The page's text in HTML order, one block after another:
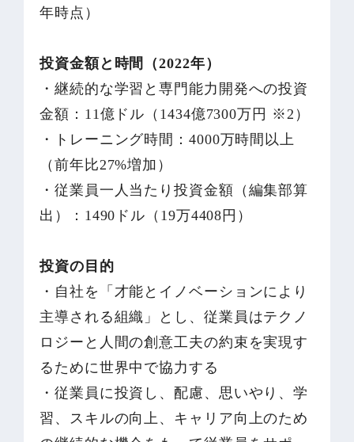
年時点）
投資金額と時間（2022年）
・継続的な学習と専門能力開発への投資
金額：11億ドル（1434億7300万円 ※2）
・トレーニング時間：4000万時間以上
（前年比27%増加）
・従業員一人当たり投資金額（編集部算
出）：1490ドル（19万4408円）
投資の目的
・自社を「才能とイノベーションにより
主導される組織」とし、従業員はテクノ
ロジーと人間の創意工夫の約束を実現す
るために世界中で協力する
・従業員に投資し、配慮、思いやり、学
習、スキルの向上、キャリア向上のため